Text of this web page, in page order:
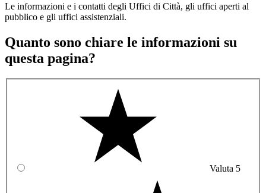
Le informazioni e i contatti degli Uffici di Città, gli uffici aperti al
pubblico e gli uffici assistenziali.
Quanto sono chiare le informazioni su
questa pagina?
Valuta 5